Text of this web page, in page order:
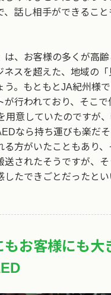
、話し相手ができること
は、お客様の多くが高齢
ネスを超えた、地域の「
う。もともとJA紀州様
が行われており、そこで
用意していたのですが
なら持ち運びも楽だ
る方がいたこともあり
送されたそうですが、
たできごとだったとい
もお客様にも大